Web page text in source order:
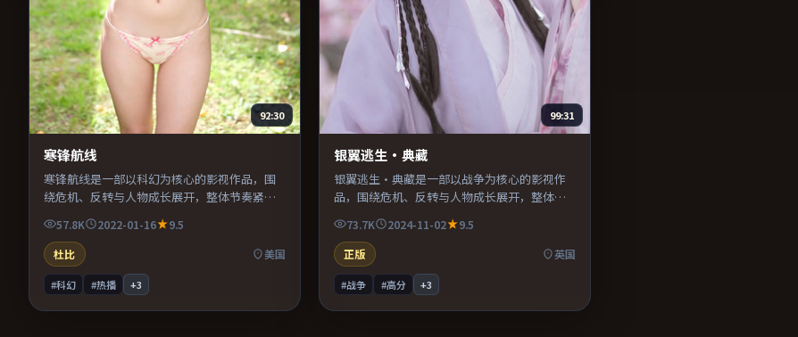
92:30
寒锋航线
寒锋航线是一部以科幻为核心的影视作品，围
绕危机、反转与人物成长展开，整体节奏紧
凑，值得推荐观看。
57.8K 2022-01-16
9.5
杜比
美国
#科幻 #热播 +3
99:31
银翼逃生·典藏
银翼逃生·典藏是一部以战争为核心的影视作
品，围绕危机、反转与人物成长展开，整体节
奏紧凑，值得推荐观看。
73.7K 2024-11-02
9.5
正版
英国
#战争 #高分 +3